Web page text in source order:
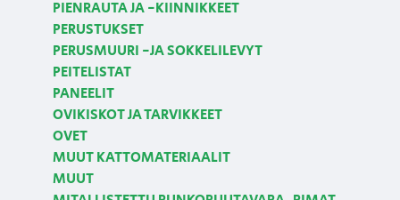
PIENRAUTA JA -KIINNIKKEET
PERUSTUKSET
PERUSMUURI -JA SOKKELILEVYT
PEITELISTAT
PANEELIT
OVIKISKOT JA TARVIKKEET
OVET
MUUT KATTOMATERIAALIT
MUUT